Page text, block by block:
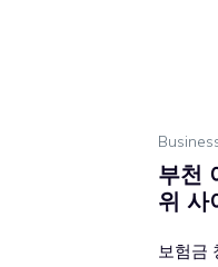
부천
위 사
보험금